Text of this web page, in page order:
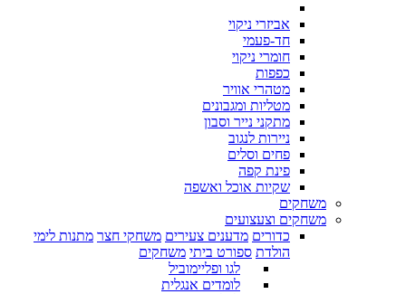
אביזרי ניקוי
חד-פעמי
חומרי ניקוי
כפפות
מטהרי אוויר
מטליות ומגבונים
מתקני נייר וסבון
ניירות לנגוב
פחים וסלים
פינת קפה
שקיות אוכל ואשפה
משחקים
משחקים וצעצועים
כדורים מדענים צעירים משחקי חצר מתנות לימי
הולדת ספורט ביתי משחקים
לגו ופליימוביל
לומדים אנגלית